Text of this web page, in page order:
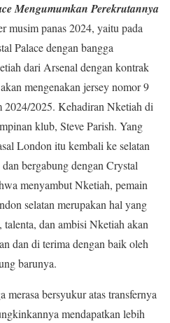
Mengumumkan Perekrutannya
musim panas 2024, yaitu pada
Palace dengan bangga
dari Arsenal dengan kontrak
mengenakan jersey nomor 9
2024/2025. Kehadiran Nketiah di
klub, Steve Parish. Yang
London itu kembali ke selatan
bergabung dengan Crystal
menyambut Nketiah, pemain
selatan merupakan hal yang
dan ambisi Nketiah akan
dan di terima dengan baik oleh
barunya.
bersyukur atas transfernya
mendapatkan lebih